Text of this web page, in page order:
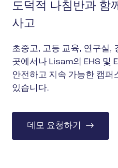
도덕적 나침반과 함
사고
초중고, 고등 교육, 연구실,
곳에서나 Lisam의 EHS 및
안전하고 지속 가능한 캠퍼
있습니다.
데모 요청하기